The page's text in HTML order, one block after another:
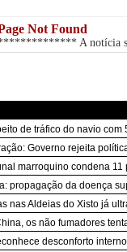
Not Found
A notícia
de tráfico do navio
Governo rejeita
marroquino condena
propagação da doença
nas Aldeias do Xisto já
os não fumadores
desconforto